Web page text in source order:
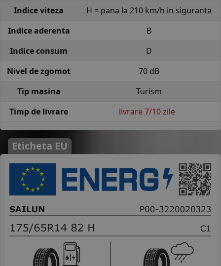
Indice viteza
H = pana la 210 km/h in siguranta
Indice aderenta
B
Indice consum
D
Nivel de zgomot
70 dB
Tip masina
Turism
Timp de livrare
livrare 7/10 zile
Eticheta EU